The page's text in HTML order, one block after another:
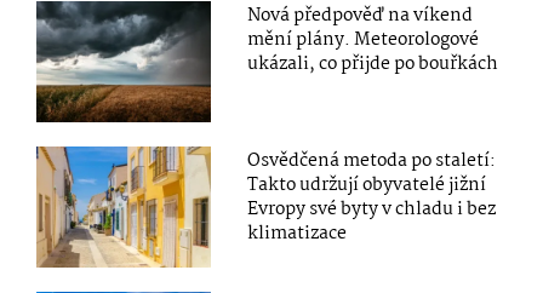
Nová předpověď na víkend
mění plány. Meteorologové
ukázali, co přijde po bouřkách
Osvědčená metoda po staletí:
Takto udržují obyvatelé jižní
Evropy své byty v chladu i bez
klimatizace